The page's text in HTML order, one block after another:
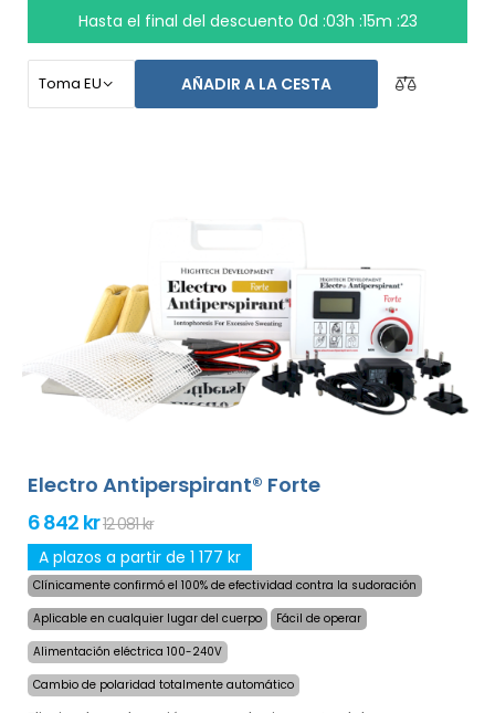
aplicación. Al comienzo del tratamiento, solo escoge el
área afectada por la sudoración excesiva y la
(incluido en el paquete básico). Con adaptadores
adicionales, la sudoración excesiva de la cabeza, frente,
abdomen, espalda, nalgas, pecho y otras partes del
cuerpo también pueden ser tratados con éxito y por
largo tiempo.¡Garantía de devolución de dinero en
caso de insatisfacción y envío exprés en todo el
Hasta el final del descuento 0d :03h :15m :22
AÑADIR A LA CESTA
Electro Antiperspirant® Forte
6 842 kr12 081 kr
A plazos a partir de 1 177 kr
Clínicamente confirmó el 100% de efectividad contra la sudoración
Aplicable en cualquier lugar del cuerpo
Fácil de operar
Alimentación eléctrica 100-240V
Cambio de polaridad totalmente automático